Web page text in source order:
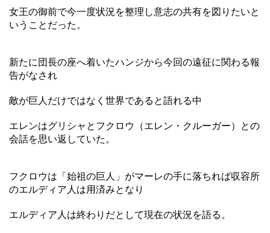
女王の御前で今一度状況を整理し意志の共有を図りたいと
いうことだった。
新たに団長の座へ着いたハンジから今回の遠征に関わる報
告がなされ
敵が巨人だけではなく世界であると語れる中
エレンはグリシャとフクロウ（エレン・クルーガー）との
会話を思い返していた。
フクロウは「始祖の巨人」がマーレの手に落ちれば収容所
のエルディア人は用済みとなり
エルディア人は終わりだとして現在の状況を語る。